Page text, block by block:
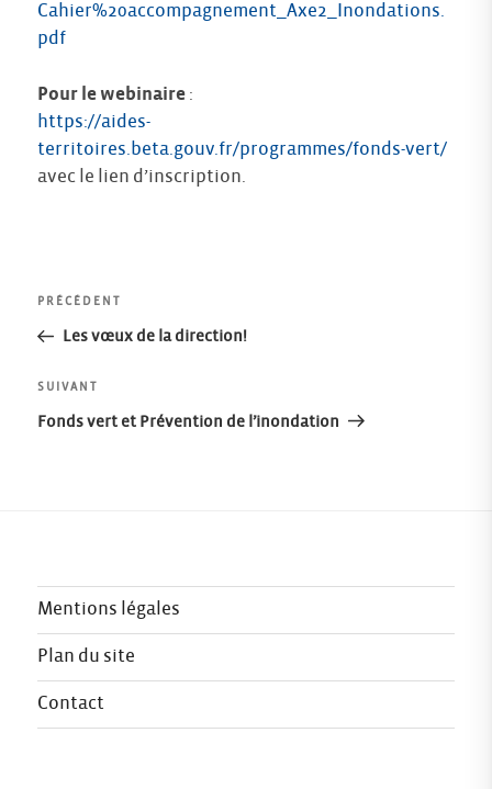
Cahier%20accompagnement_Axe2_Inondations.
pdf
Pour le webinaire :
https://aides-
territoires.beta.gouv.fr/programmes/fonds-vert/
avec le lien d’inscription.
Navigation
l’article
Article
précédent
PRÉCÉDENT
Les vœux de la direction!
Article
suivant
SUIVANT
Fonds vert et Prévention de l’inondation
Mentions légales
Plan du site
Contact